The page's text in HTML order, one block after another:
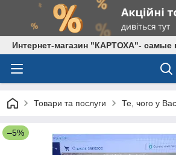
Интернет-магазин "КАРТОХА"-
Товари та послуги Те, чого у
–5%